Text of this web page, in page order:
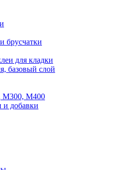
брусчатки
для кладки
базовый слой
М300, М400
и добавки